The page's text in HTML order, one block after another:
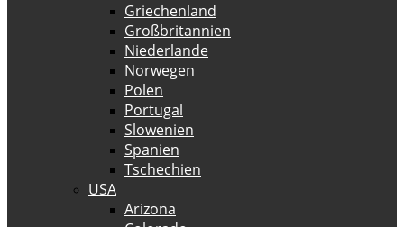
Griechenland
Großbritannien
Niederlande
Norwegen
Polen
Portugal
Slowenien
Spanien
Tschechien
USA
Arizona